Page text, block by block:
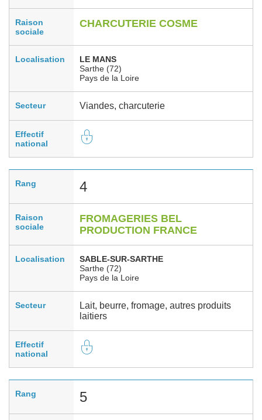
Raison
sociale
CHARCUTERIE COSME
Localisation
LE MANS
Sarthe (72)
Pays de la Loire
Secteur Viandes, charcuterie
Effectif
national
Rang 4
Raison
sociale
FROMAGERIES BEL
PRODUCTION FRANCE
Localisation
SABLE-SUR-SARTHE
Sarthe (72)
Pays de la Loire
Secteur
Lait, beurre, fromage, autres produits
laitiers
Effectif
national
Rang 5